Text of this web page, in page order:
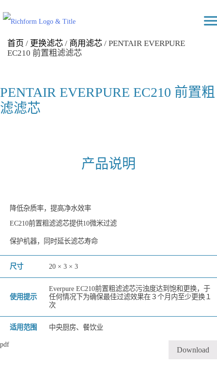
to
content
首页 / 更换滤芯 / 商用滤芯 / PENTAIR EVERPURE
EC210 前置粗滤滤芯
PENTAIR EVERPURE EC210 前置粗
滤滤芯
产品说明
降低杂质率，提高净水效率
EC210前置粗滤滤芯提供10微米过滤
保护机器，同时延长滤芯寿命
尺寸 20 × 3 × 3
使用提示
Everpure EC210前置粗滤滤芯污浊度达到饱和更换，于
任何情况下为确保最佳过滤效果在３个月内至少更换１
次
适用范围 中央厨房、餐饮业
pdf
Download